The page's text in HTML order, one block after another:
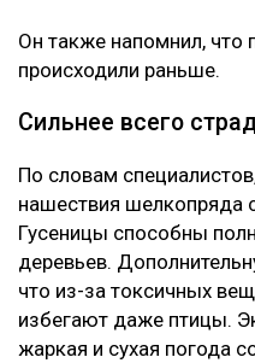
Он также напомнил,
происходили раньше.
Сильнее всего
По словам
нашествия шелкопряда
Гусеницы способны
деревьев.
что из-за токсичных
избегают даже птицы.
жаркая и сухая погода